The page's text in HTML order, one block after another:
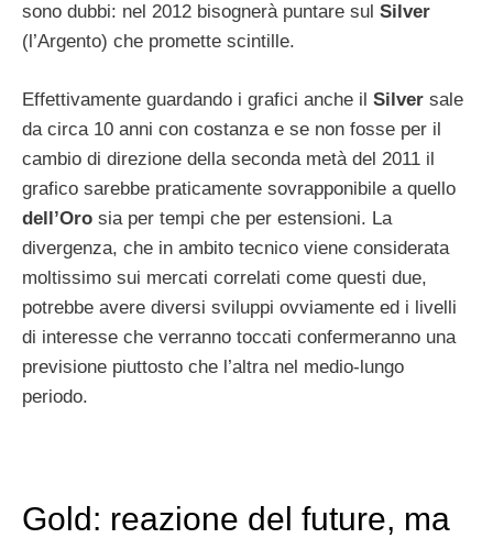
sono dubbi: nel 2012 bisognerà puntare sul Silver
(l’Argento) che promette scintille.
Effettivamente guardando i grafici anche il Silver sale
da circa 10 anni con costanza e se non fosse per il
cambio di direzione della seconda metà del 2011 il
grafico sarebbe praticamente sovrapponibile a quello
dell’Oro sia per tempi che per estensioni. La
divergenza, che in ambito tecnico viene considerata
moltissimo sui mercati correlati come questi due,
potrebbe avere diversi sviluppi ovviamente ed i livelli
di interesse che verranno toccati confermeranno una
previsione piuttosto che l’altra nel medio-lungo
periodo.
Gold: reazione del future, ma